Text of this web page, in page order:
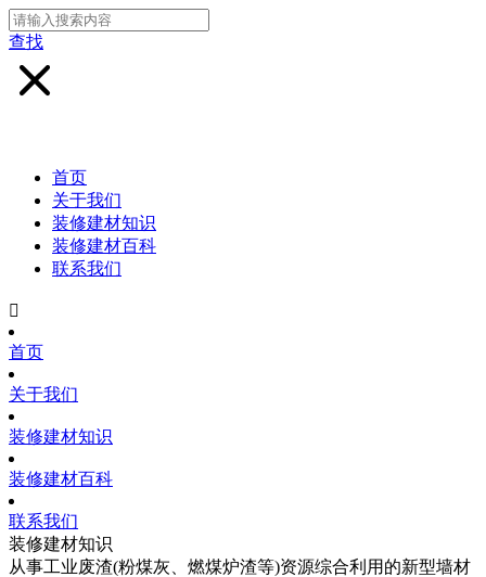
查找
首页
关于我们
装修建材知识
装修建材百科
联系我们

首页
关于我们
装修建材知识
装修建材百科
联系我们
装修建材知识
从事工业废渣(粉煤灰、燃煤炉渣等)资源综合利用的新型墙材